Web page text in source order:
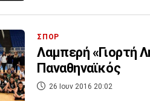
ΣΠΟΡ
Λαμπερή «Γιορτή
Παναθηναϊκός
26 Ιουν 2016 20:02